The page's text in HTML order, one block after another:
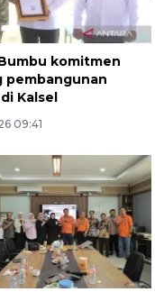
komitmen
pembangunan
Kalsel
09:41